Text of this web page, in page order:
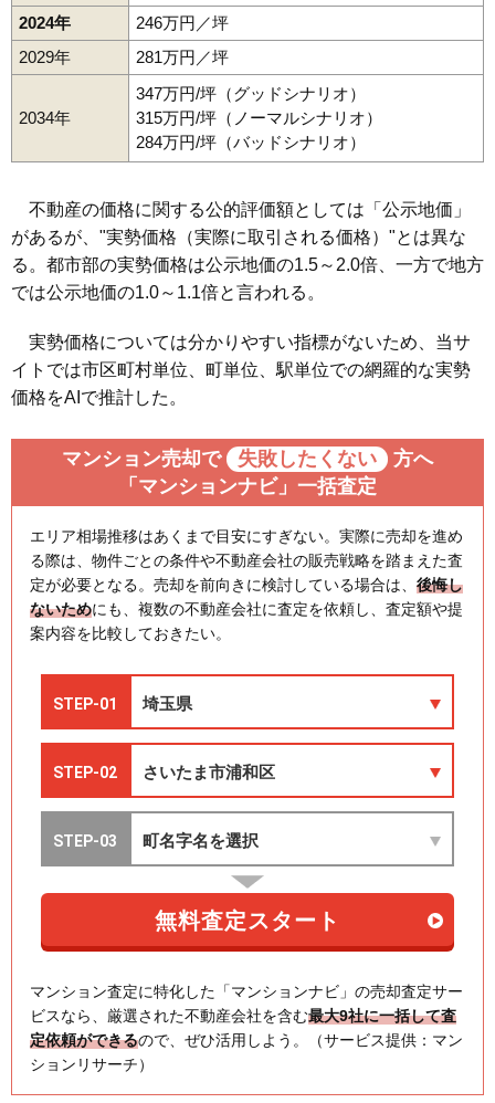
2024年
246万円／坪
2029年
281万円／坪
2034年
347万円/坪（グッドシナリオ）
315万円/坪（ノーマルシナリオ）
284万円/坪（バッドシナリオ）
不動産の価格に関する公的評価額としては「公示地価」
があるが、"実勢価格（実際に取引される価格）"とは異な
る。都市部の実勢価格は公示地価の1.5～2.0倍、一方で地方
では公示地価の1.0～1.1倍と言われる。
実勢価格については分かりやすい指標がないため、当サ
イトでは市区町村単位、町単位、駅単位での網羅的な実勢
価格をAIで推計した。
マンション売却で 失敗したくない
方へ
「マンションナビ」一括査定
エリア相場推移はあくまで目安にすぎない。実際に売却を進め
る際は、物件ごとの条件や不動産会社の販売戦略を踏まえた査
定が必要となる。売却を前向きに検討している場合は、 後悔し
ないためにも、複数の不動産会社に査定を依頼し、査定額や提
案内容を比較しておきたい。
マンション査定に特化した「マンションナビ」の売却査定サー
ビスなら、厳選された不動産会社を含む最大9社に一括して査
定依頼ができるので、ぜひ活用しよう。（サービス提供：マン
ションリサーチ）